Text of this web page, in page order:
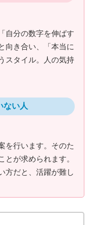
自分の数字を伸ばす
向き合い、「本当に
スタイル。人の気持
ない人
を行います。そのた
が求められます。
方だと、活躍が難し